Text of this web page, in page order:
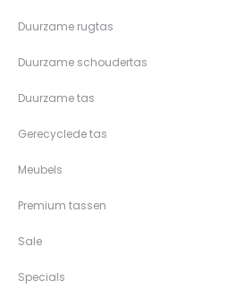
Duurzame rugtas
Duurzame schoudertas
Duurzame tas
Gerecyclede tas
Meubels
Premium tassen
Sale
Specials